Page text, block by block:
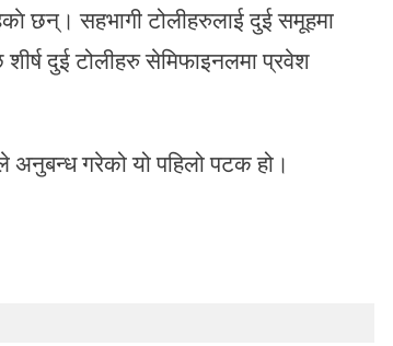
छन्। सहभागी टोलीहरुलाई दुई समूहमा
दुई टोलीहरु सेमिफाइनलमा प्रवेश
गरेको यो पहिलो पटक हो।